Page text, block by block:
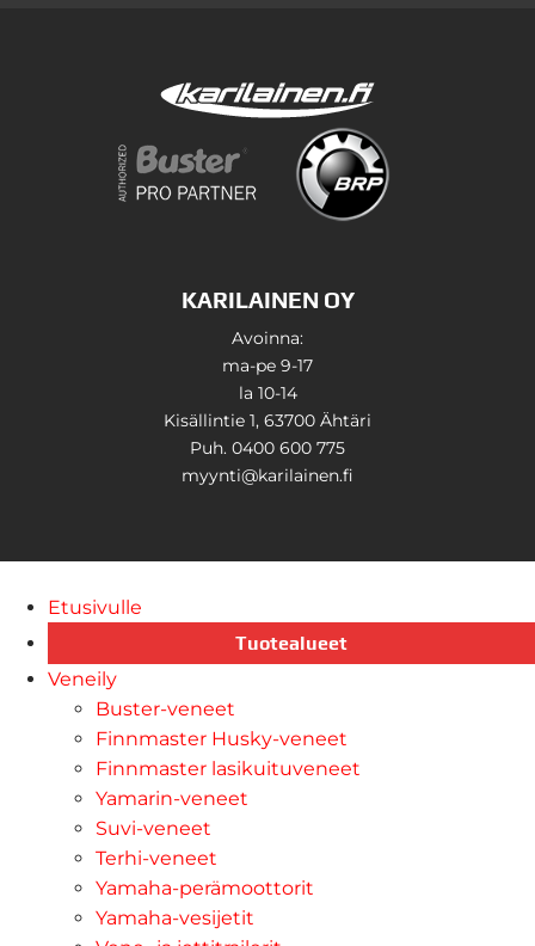
KARILAINEN OY
Avoinna:
ma-pe 9-17
la 10-14
Kisällintie 1, 63700 Ähtäri
Puh. 0400 600 775
myynti@karilainen.fi
Etusivulle
Tuotealueet
Veneily
Buster-veneet
Finnmaster Husky-veneet
Finnmaster lasikuituveneet
Yamarin-veneet
Suvi-veneet
Terhi-veneet
Yamaha-perämoottorit
Yamaha-vesijetit